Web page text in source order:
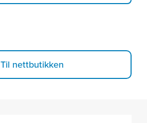
Til nettbutikken